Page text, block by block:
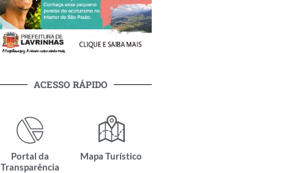
ACESSO RÁPIDO
Portal da
Transparência
Mapa Turístico